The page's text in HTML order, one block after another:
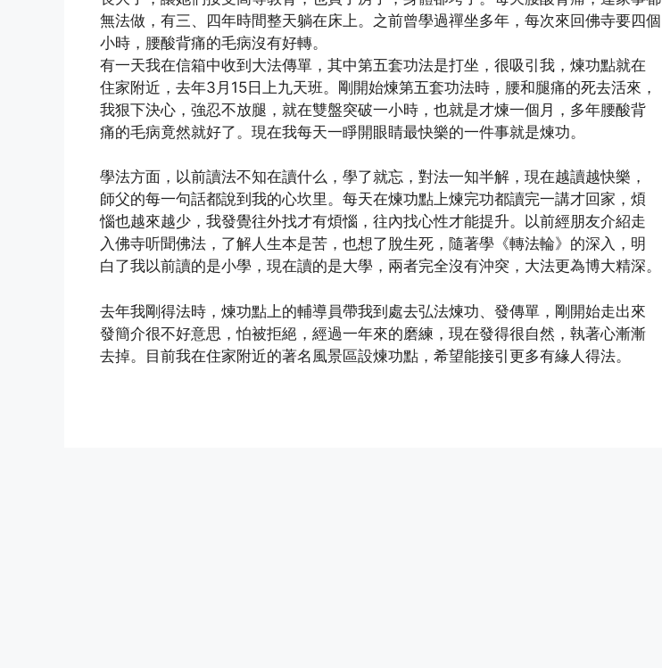
無法做，有三、四年時間整天躺在床上。之前曾學過禪坐多年，每次來回佛寺要四個
小時，腰酸背痛的毛病沒有好轉。
有一天我在信箱中收到大法傳單，其中第五套功法是打坐，很吸引我，煉功點就在
住家附近，去年3月15日上九天班。剛開始煉第五套功法時，腰和腿痛的死去活來，
我狠下決心，強忍不放腿，就在雙盤突破一小時，也就是才煉一個月，多年腰酸背
痛的毛病竟然就好了。現在我每天一睜開眼睛最快樂的一件事就是煉功。
學法方面，以前讀法不知在讀什么，學了就忘，對法一知半解，現在越讀越快樂，
師父的每一句話都說到我的心坎里。每天在煉功點上煉完功都讀完一講才回家，煩
惱也越來越少，我發覺往外找才有煩惱，往內找心性才能提升。以前經朋友介紹走
入佛寺听聞佛法，了解人生本是苦，也想了脫生死，隨著學《轉法輪》的深入，明
白了我以前讀的是小學，現在讀的是大學，兩者完全沒有沖突，大法更為博大精深。
去年我剛得法時，煉功點上的輔導員帶我到處去弘法煉功、發傳單，剛開始走出來
發簡介很不好意思，怕被拒絕，經過一年來的磨練，現在發得很自然，執著心漸漸
去掉。目前我在住家附近的著名風景區設煉功點，希望能接引更多有緣人得法。